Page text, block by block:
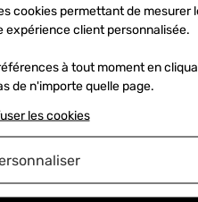
€HT
Kit Chra
REF : STL-
cookies permettant de mesurer
expérience client personnalisée.
à tout moment en
de n'importe quelle page.
les cookies